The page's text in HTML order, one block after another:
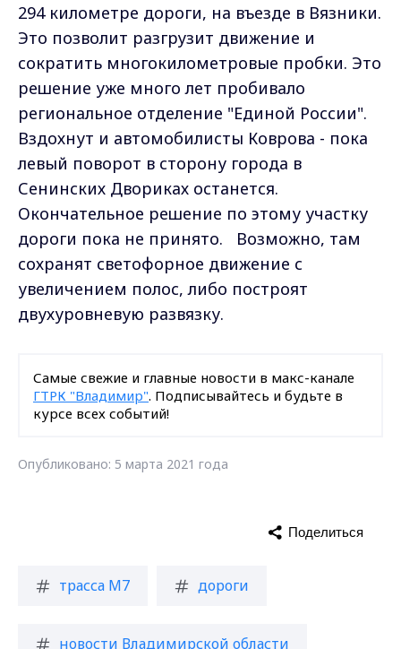
294 километре дороги, на въезде в Вязники.
Это позволит разгрузит движение и
сократить многокилометровые пробки. Это
решение уже много лет пробивало
региональное отделение "Единой России".
Вздохнут и автомобилисты Коврова - пока
левый поворот в сторону города в
Сенинских Двориках останется.
Окончательное решение по этому участку
дороги пока не принято. Возможно, там
сохранят светофорное движение с
увеличением полос, либо построят
двухуровневую развязку.
Самые свежие и главные новости в макс-канале
ГТРК "Владимир". Подписывайтесь и будьте в
курсе всех событий!
Опубликовано: 5 марта 2021 года
трасса М7 дороги
новости Владимирской области
Поделиться